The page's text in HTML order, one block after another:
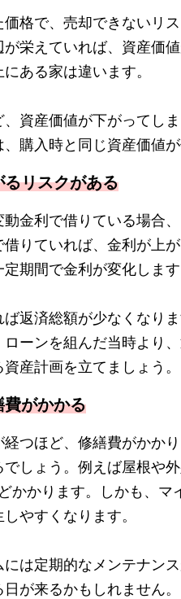
格で、売却できないリ
栄えていれば、資産価
ある家は違います。
資産価値が下がってし
購入時と同じ資産価値
リスクがある
金利で借りている場合
りていれば、金利が上
期間で金利が変化します
返済総額が少なくなり
ーンを組んだ当時より
産計画を立てましょう。
費がかかる
つほど、修繕費がかか
しょう。例えば屋根や
かかります。しかも、マ
やすくなります。
は定期的なメンテナン
が来るかもしれません